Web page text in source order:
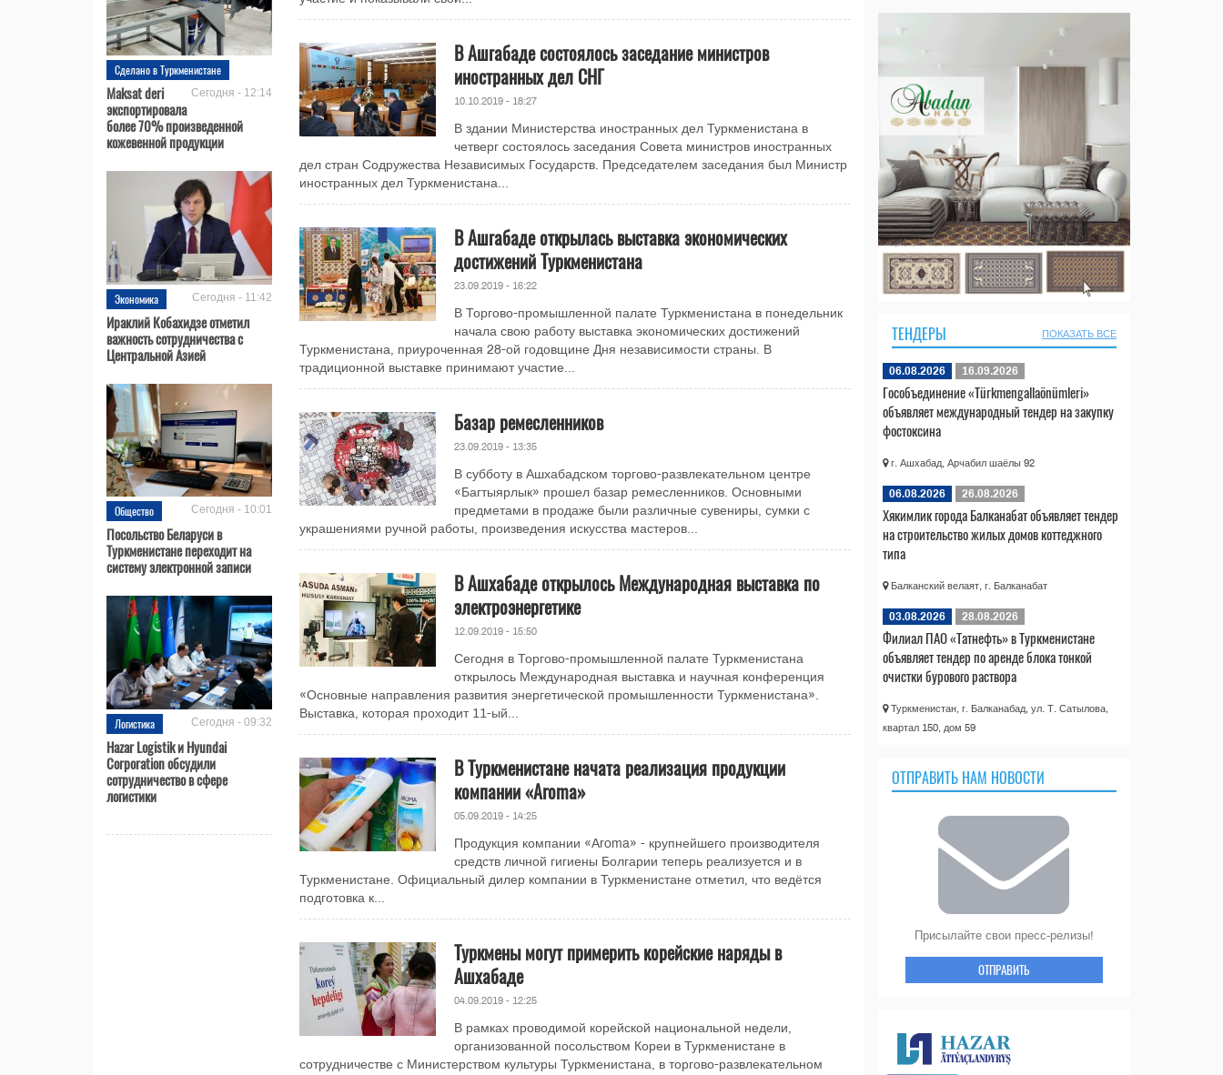
Сделано в Туркменистане
Сегодня - 12:14
Maksat deri
экспортировала
более 70% произведенной
кожевенной продукции
Экономика Сегодня - 11:42
Ираклий Кобахидзе отметил
важность сотрудничества с
Центральной Азией
Общество Сегодня - 10:01
Посольство Беларуси в
Туркменистане переходит на
систему электронной записи
Логистика Сегодня - 09:32
Hazar Logistik и Hyundai
Corporation обсудили
сотрудничество в сфере
логистики
В Ашгабаде состоялось заседание министров
иностранных дел СНГ
10.10.2019 - 18:27
В здании Министерства иностранных дел Туркменистана в
четверг состоялось заседания Совета министров иностранных
дел стран Содружества Независимых Государств. Председателем заседания был Министр
иностранных дел Туркменистана...
В Ашгабаде открылась выставка экономических
достижений Туркменистана
23.09.2019 - 16:22
В Торгово-промышленной палате Туркменистана в понедельник
начала свою работу выставка экономических достижений
Туркменистана, приуроченная 28-ой годовщине Дня независимости страны. В
традиционной выставке принимают участие...
Базар ремесленников
23.09.2019 - 13:35
В субботу в Ашхабадском торгово-развлекательном центре
«Багтыярлык» прошел базар ремесленников. Основными
предметами в продаже были различные сувениры, сумки с
украшениями ручной работы, произведения искусства мастеров...
В Ашхабаде открылось Международная выставка по
электроэнергетике
12.09.2019 - 15:50
Сегодня в Торгово-промышленной палате Туркменистана
открылось Международная выставка и научная конференция
«Основные направления развития энергетической промышленности Туркменистана».
Выставка, которая проходит 11-ый...
В Туркменистане начата реализация продукции
компании «Aroma»
05.09.2019 - 14:25
Продукция компании «Aroma» - крупнейшего производителя
средств личной гигиены Болгарии теперь реализуется и в
Туркменистане. Официальный дилер компании в Туркменистане отметил, что ведётся
подготовка к...
Туркмены могут примерить корейские наряды в
Ашхабаде
04.09.2019 - 12:25
В рамках проводимой корейской национальной недели,
организованной посольством Кореи в Туркменистане в
сотрудничестве с Министерством культуры Туркменистана, в торгово-развлекательном
ТЕНДЕРЫ ПОКАЗАТЬ ВСЕ
06.08.2026 16.09.2026
Гособъединение «Türkmengallaönümleri»
объявляет международный тендер на закупку
фостоксина
г. Ашхабад, Арчабил шаёлы 92
06.08.2026 26.08.2026
Хякимлик города Балканабат объявляет тендер
на строительство жилых домов коттеджного
типа
Балканский велаят, г. Балканабат
03.08.2026 28.08.2026
Филиал ПАО «Татнефть» в Туркменистане
объявляет тендер по аренде блока тонкой
очистки бурового раствора
Туркменистан, г. Балканабад, ул. Т. Сатылова,
квартал 150, дом 59
ОТПРАВИТЬ НАМ НОВОСТИ
Присылайте свои пресс-релизы!
ОТПРАВИТЬ